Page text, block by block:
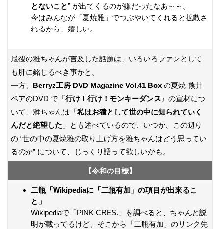
とないこと” が出てくるのが嫌だったなあ～～。
今はみんなが「夏焼雅」でつぶやいてくれると拡散さ
れるから、嬉しい。
最後の雅ちゃんが言及した話題は、いろいろファンとして
も肝に銘じるべき事かと。
一方、 Berryz工房 DVD Magazine Vol.41 Box の夏焼-熊井
ペアのDVD で『行け！行け！モンキーダンス 』の宣材につ
いて、雅ちゃんは「私はお猿として世の中に知られていく
んだと絶望した 」とも述べているので、いつか、この辺り
の “世の中の夏焼雅の取り上げ方を雅ちゃんはどう思ってい
るのか” について、じっくり語って欲しいかも。
【令和の目標】
二瓶「Wikipediaに「二瓶有加」の項目が出来るこ
と」
Wikipediaで「PINK CRES.」を調べると、ちゃんと説
明が載ってるけど、そこから「二瓶有加」のリンク先